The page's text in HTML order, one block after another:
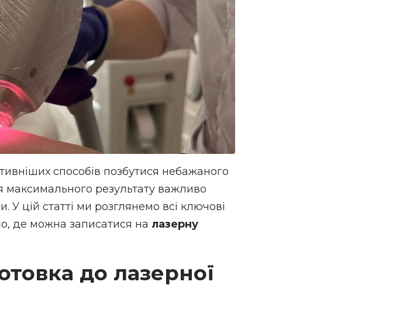
способів позбутися небажаного
результату важливо
цій статті ми розглянемо всі ключові
де можна записатися на лазерну
до лазерної